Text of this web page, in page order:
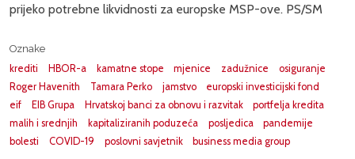
prijeko potrebne likvidnosti za europske MSP-ove. PS/SM
Oznake
krediti
HBOR-a kamatne stope mjenice zadužnice
osiguranje
Roger Havenith
Tamara Perko jamstvo
europski investicijski fond
eif
EIB Grupa Hrvatskoj banci za obnovu i razvitak
portfelja kredita
malih i srednjih
kapitaliziranih poduzeća posljedica
pandemije
bolesti
COVID-19 poslovni savjetnik business media group